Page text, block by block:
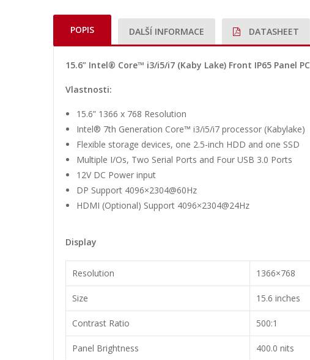
POPIS DALŠÍ INFORMACE DATASHEET
15.6” Intel® Core™ i3/i5/i7 (Kaby Lake) Front IP65 Panel PC
Vlastnosti:
15.6” 1366 x 768 Resolution
Intel® 7th Generation Core™ i3/i5/i7 processor (Kabylake)
Flexible storage devices, one 2.5-inch HDD and one SSD
Multiple I/Os, Two Serial Ports and Four USB 3.0 Ports
12V DC Power input
DP Support 4096×2304@60Hz
HDMI (Optional) Support 4096×2304@24Hz
Display
Resolution 1366×768
Size 15.6 inches
Contrast Ratio 500:1
Panel Brightness 400.0 nits